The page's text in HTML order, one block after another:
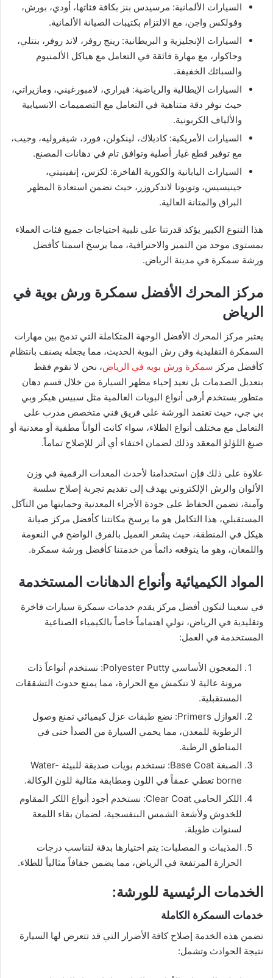
​السيارات الألمانية: مرسيدس بنز بكافة فئاتها، أودي، بورش،
وفولكس واجن، مع الالتزام بكتيبات الصيانة الألمانية.
​السيارات الإنجليزية و البريطانية: رينج روفر، لاند روفر، بنتلي،
وجاكوار، مع مهارة فائقة في التعامل مع هياكل الألمنيوم
والسبائك الخفيفة.
​السيارات الإيطالية والرياضية: فيراري، لامبورغيني، ومازيراتي،
حيث نوفر دقة متناهية في التعامل مع التصميمات الانسيابية
والألياف الكربونية.
​السيارات الأمريكية: كاديلاك، لينكولن، فورد، شيفروليه، وجيب،
مع توفير قطع غيار أصلية وتوافق تام في دهانات المصنع.
​السيارات اليابانية والكورية الفاخرة: لكزس، إنفينيتي،
جينيسيس، وتويوتا لاندكروزر، حيث نضمن استعادة المظهر
البراق والمتانة العالية.
​هذا التنوع الكبير يؤكد قدرتنا على تلبية احتياجات جميع فئات العملاء
بمستوى موحد من التميز والاحترافية، مما يرسخ اسمنا كأفضل
ورشة سمكرة في مدينة الرياض.
​مركز المحرك الأفضل سمكرة ورش بوية في
الرياض
​يعتبر مركز المحرك الأفضل الوجهة المتكاملة التي تدمج بين مهارات
السمكرة التقليدية وفن رش البوية الحديث، مما يجعله يصنف بانتظام
كأفضل مركز سمكرة ورش بويه في الرياض، نحن لا نقوم فقط
بتعديل الصدمات بل نعيد إحياء مظهر السيارة من خلال قسم دهان
متطور يستخدم أرقى أنواع البويات العالمية مثل سبيس هيكر وبي
بي جي، حيث تعتمد الورشة على فريق فني متخصص مدرب على
التعامل مع مختلف أنواع الطلاء، سواء كانت ألواناً مطفية أو معدنية أو
صبغ اللؤلؤ المعقد وذلك لضمان اختفاء أي أثر للإصلاح تماماً.
علاوة على ذلك فإن استخدامنا لأحدث المعدات الرقمية في وزن
الألوان والرش الإلكتروني يهدف إلى تقديم تجربة إصلاح سلسة
وآمنة، تضمن الحفاظ على جودة الأجزاء المعدنية وحمايتها من التآكل
المستقبلي، هذا التكامل هو ما يرسخ مكانتنا كأفضل مركز صيانة
هيكل في المنطقة، حيث يشعر العميل بالفرق الواضح في النعومة
واللمعان، وهو ما يتوقعه دائماً من خدمتنا كأفضل ورشة سمكرة.
​المواد الكيميائية وأنواع الدهانات المستخدمة
​في سعينا لنكون أفضل مركز يقدم خدمات سمكرة سيارات فاخرة
وتقليدية في الرياض، نولي اهتماماً خاصاً بالكيمياء الصناعية
المستخدمة في العمل:
​المعجون الأساسي Polyester Putty: نستخدم أنواعاً ذات
مرونة عالية لا تنكمش مع الحرارة، مما يمنع حدوث التشققات
المستقبلية.
​العوازل Primers: نضع طبقات عزل كيميائي تمنع وصول
الرطوبة للمعدن، مما يحمي السيارة من الصدأ حتى في
المناطق الرطبة.
​الصبغة Base Coat: نستخدم بويات صديقة للبيئة Water-
borne تعطي عمقاً في اللون ومطابقة مثالية للون الوكالة.
​اللكر الحامي Clear Coat: نستخدم أجود أنواع اللكر المقاوم
للخدوش ولأشعة الشمس البنفسجية، لضمان بقاء اللمعة
لسنوات طويلة.
​المذيبات و المصلبات: يتم اختيارها بدقة لتناسب درجات
الحرارة المرتفعة في الرياض، مما يضمن جفافاً مثالياً للطلاء.
​الخدمات الرئيسية للورشة:
​خدمات السمكرة الكاملة
​تضمن هذه الخدمة إصلاح كافة الأضرار التي قد تتعرض لها السيارة
نتيجة الحوادث وتشمل: